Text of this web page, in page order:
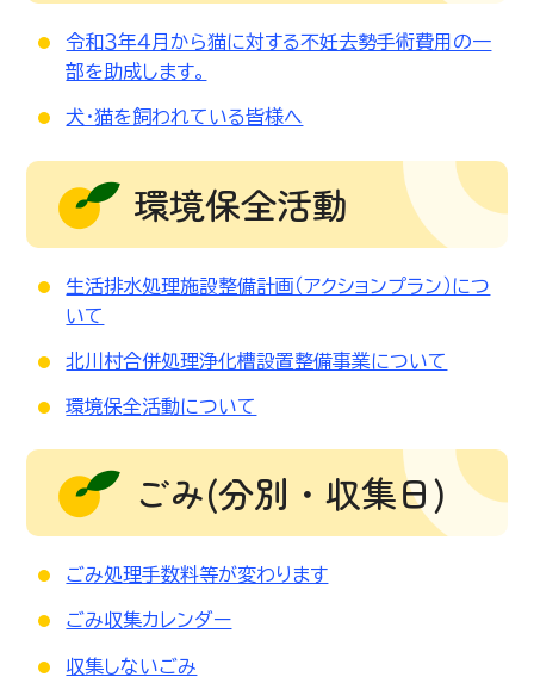
令和３年４月から猫に対する不妊去勢手術費用の一
部を助成します。
犬・猫を飼われている皆様へ
環境保全活動
生活排水処理施設整備計画（アクションプラン）につ
いて
北川村合併処理浄化槽設置整備事業について
環境保全活動について
ごみ(分別・収集日)
ごみ処理手数料等が変わります
ごみ収集カレンダー
収集しないごみ